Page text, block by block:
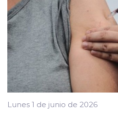
Lunes 1 de junio de 2026